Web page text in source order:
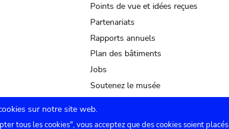
Points de vue et idées reçues
Partenariats
Rapports annuels
Plan des bâtiments
Jobs
Soutenez le musée
sur notre site web.
tous les cookies", vous acceptez que des cookies soient placés